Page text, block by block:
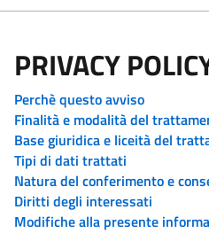
PRIVACY
Perchè questo avviso
Finalità e modalità del
Base giuridica e liceità del
Tipi di dati trattati
Natura del conferimento e
Diritti degli interessati
Modifiche alla presente